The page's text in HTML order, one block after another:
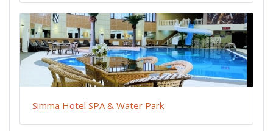
Simma Hotel SPA & Water Park